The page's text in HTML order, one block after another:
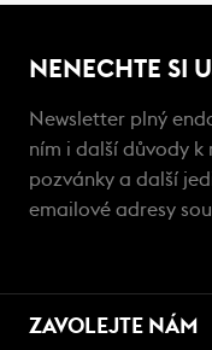
NENECHTE SI
Newsletter plný
ním i další důvody k
pozvánky a další
emailové adresy
ZAVOLEJTE NÁM